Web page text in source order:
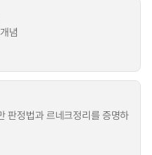
념
판정법과 르네크정리를 증명하